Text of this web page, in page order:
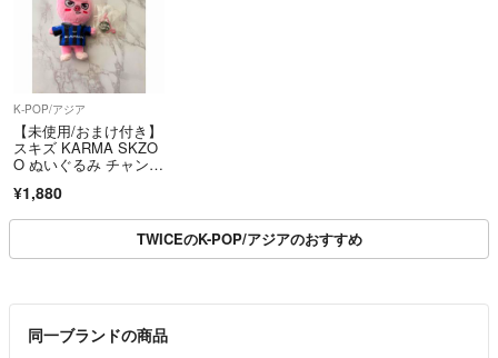
K-POP/アジア
【未使用/おまけ付き】
スキズ KARMA SKZO
O ぬいぐるみ チャンビ
¥1,880
TWICEのK-POP/アジアのおすすめ
同一ブランドの商品